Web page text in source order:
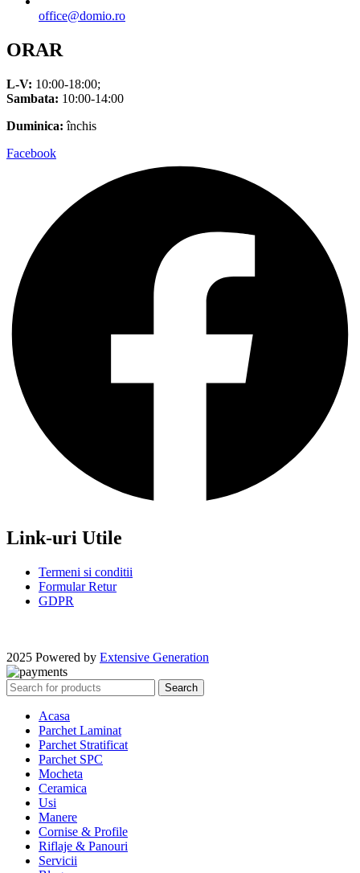
office@domio.ro
ORAR
L-V: 10:00-18:00;
Sambata: 10:00-14:00
Duminica: închis
Facebook
Link-uri Utile
Termeni si conditii
Formular Retur
GDPR
2025 Powered by Extensive Generation
Search
Acasa
Parchet Laminat
Parchet Stratificat
Parchet SPC
Mocheta
Ceramica
Usi
Manere
Cornise & Profile
Riflaje & Panouri
Servicii